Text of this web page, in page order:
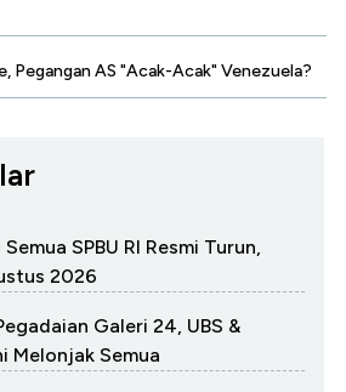
Pegangan AS "Acak-Acak" Venezuela?
SPBU RI Resmi Turun,
2026
Galeri 24, UBS &
Melonjak Semua